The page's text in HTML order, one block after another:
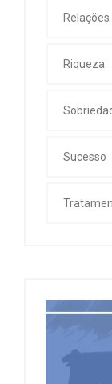
Riqueza
Sucesso